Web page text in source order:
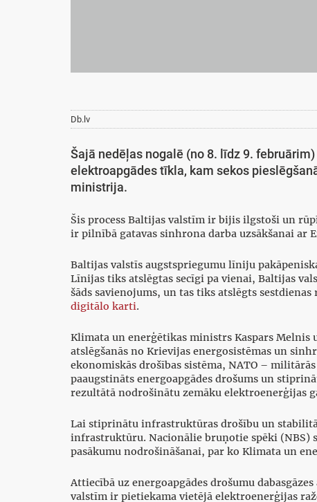
Db.lv
Šajā nedēļas nogalē (no 8. līdz 9.
elektroapgādes tīkla, kam sekos
ministrija.
Šis process Baltijas valstīm ir bijis ilgstoši un
ir pilnībā gatavas sinhrona darba uzsākšanai ar
Baltijas valstīs augstspriegumu līniju
Līnijas tiks atslēgtas secīgi pa vienai, Baltijas
šāds savienojums, un tas tiks atslēgts
digitālo karti.
Klimata un enerģētikas ministrs Kaspars Melnis
atslēgšanās no Krievijas energosistēmas un
ekonomiskās drošības sistēma, NATO –
paaugstināts energoapgādes drošums un
rezultātā nodrošinātu zemāku elektroenerģijas
Lai stiprinātu infrastruktūras drošību un
infrastruktūru. Nacionālie bruņotie spēki (NBS)
pasākumu nodrošināšanai, par ko Klimata un
Attiecībā uz energoapgādes drošumu
valstīm ir pietiekama vietējā elektroenerģijas